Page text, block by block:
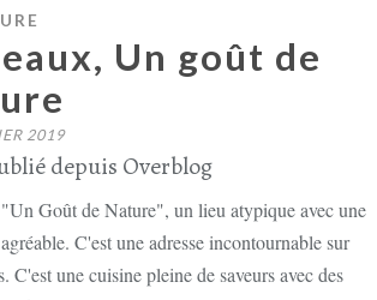
Un goût de
2019
depuis Overblog
Goût de Nature", un lieu atypique avec une
C'est une adresse incontournable sur
C'est une cuisine pleine de saveurs avec des